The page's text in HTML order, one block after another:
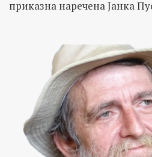
приказна наречена Јанка